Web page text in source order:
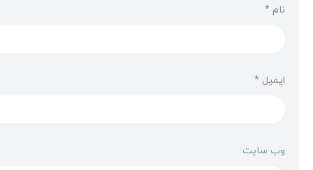
نام*
ایمیل *
وب‌ سایت